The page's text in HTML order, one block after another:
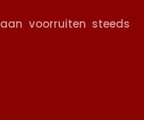
voorruiten steeds